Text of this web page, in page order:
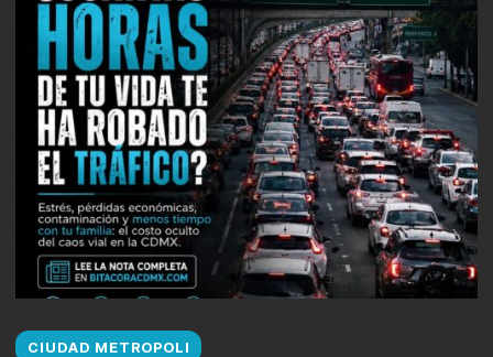
CIUDAD METROPOLI